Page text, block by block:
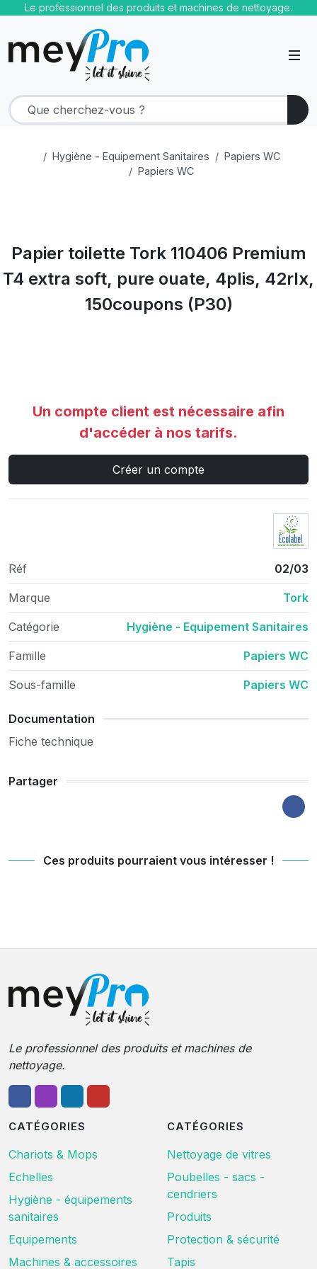
Le professionnel des produits et machines de nettoyage.
Hygiène - Equipement Sanitaires
Papiers WC
Papiers WC
Papier toilette Tork 110406 Premium
T4 extra soft, pure ouate, 4plis, 42rlx,
150coupons (P30)
Un compte client est nécessaire afin
d'accéder à nos tarifs.
Créer un compte
Réf 02/03
Marque Tork
Catégorie Hygiène - Equipement Sanitaires
Famille Papiers WC
Sous-famille Papiers WC
Documentation
Fiche technique
Partager
Ces produits pourraient vous intéresser !
Le professionnel des produits et machines de
nettoyage.
CATÉGORIES
Chariots & Mops
Echelles
Hygiène - équipements
sanitaires
Equipements
Machines & accessoires
CATÉGORIES
Nettoyage de vitres
Poubelles - sacs -
cendriers
Produits
Protection & sécurité
Tapis